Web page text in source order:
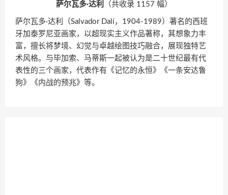
萨尔瓦多·达利 （共收录 1157 幅）
萨尔瓦多·达利（Salvador Dalí，1904-1989）著名的西班
牙加泰罗尼亚画家，以超现实主义作品著称，其想象力丰
富，擅长将梦境、幻觉与卓越绘图技巧融合，展现独特艺
术风格。与毕加索、马蒂斯一起被认为是二十世纪最有代
表性的三个画家，代表作有《记忆的永恒》《一条安达鲁
狗》《内战的预兆》等。